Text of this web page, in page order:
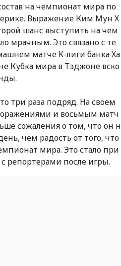
на чемпионат мира по
Выражение Ким Мун Х
шанс выступить на чем
мрачным. Это связано с те
матче K-лиги банка Ха
Кубка мира в Тэджоне вско
три раза подряд. На своем
и восьмым матч
сожаления о том, что он н
чем радость от того, что
мира. Это стало при
репортерами после игры.